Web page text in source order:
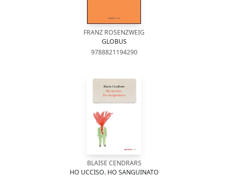
FRANZ ROSENZWEIG
GLOBUS
9788821194290
BLAISE CENDRARS
HO UCCISO. HO SANGUINATO